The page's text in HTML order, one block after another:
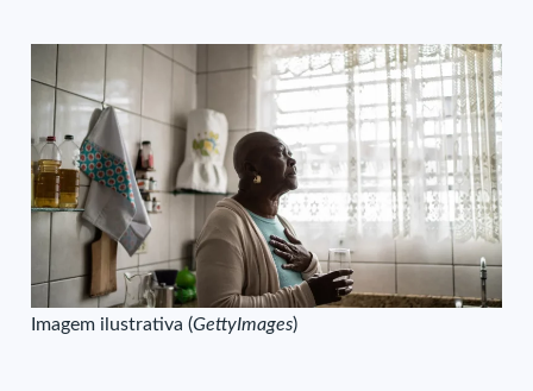
Imagem ilustrativa (GettyImages)